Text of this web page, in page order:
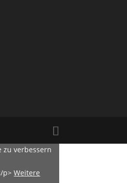
zu verbessern
p>Weitere